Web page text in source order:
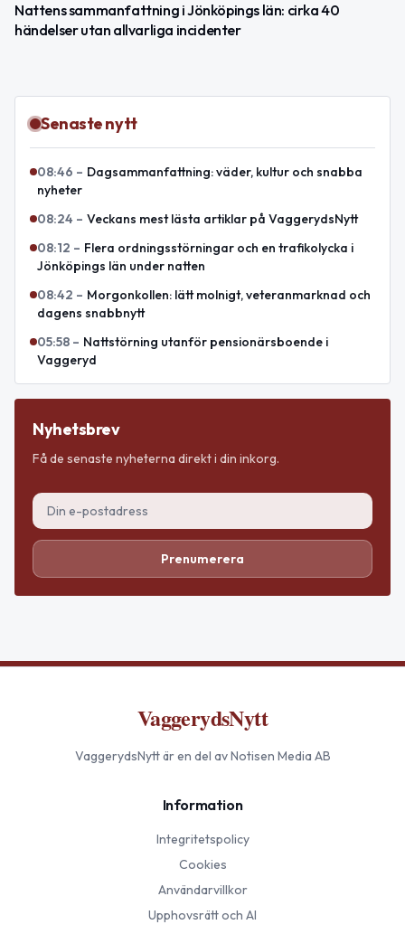
Nattens sammanfattning i Jönköpings län: cirka 40
händelser utan allvarliga incidenter
Senaste nytt
08:46 – Dagsammanfattning: väder, kultur och snabba
nyheter
08:24 – Veckans mest lästa artiklar på VaggerydsNytt
08:12 – Flera ordningsstörningar och en trafikolycka i
Jönköpings län under natten
08:42 – Morgonkollen: lätt molnigt, veteranmarknad och
dagens snabbnytt
05:58 – Nattstörning utanför pensionärsboende i
Vaggeryd
Nyhetsbrev
Få de senaste nyheterna direkt i din inkorg.
Prenumerera
VaggerydsNytt
VaggerydsNyttär en del av Notisen Media AB
Information
Integritetspolicy
Cookies
Användarvillkor
Upphovsrätt och AI